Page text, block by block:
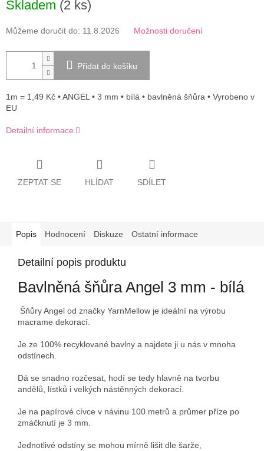
Skladem (2 ks)
Můžeme doručit do: 11.8.2026 Možnosti doručení
Přidat do košíku
1m = 1,49 Kč • ANGEL • 3 mm • bílá • bavlněná šňůra • Vyrobeno v
EU
Detailní informace
ZEPTAT SE HLÍDAT SDÍLET
Popis Hodnocení Diskuze Ostatní informace
Detailní popis produktu
Bavlněná šňůra Angel 3 mm - bílá
Šňůry Angel od značky YarnMellow je ideální na výrobu
macrame dekorací.
Je ze 100% recyklované bavlny a najdete ji u nás v mnoha
odstínech.
Dá se snadno rozčesat, hodí se tedy hlavně na tvorbu
andělů, lístků i velkých nástěnných dekorací.
Je na papírové cívce v návinu 100 metrů a průmer příze po
zmáčknutí je 3 mm.
Jednotlivé odstíny se mohou mírně lišit dle šarže,